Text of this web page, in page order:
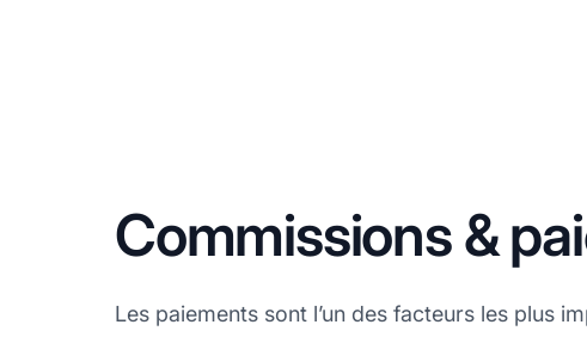
Commissions &
Les paiements sont l’un des facteurs les plus